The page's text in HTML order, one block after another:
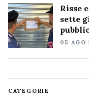
Risse
sette
05 AGO
CATEGORIE